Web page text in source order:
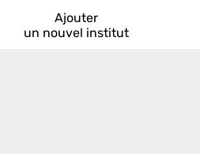
Ajouter
un nouvel institut